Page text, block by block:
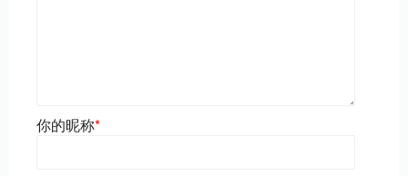
你的昵称*